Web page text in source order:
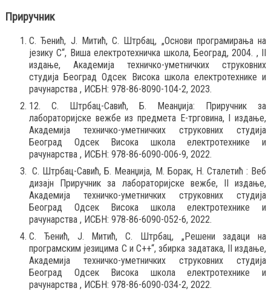
Приручник
С. Ђенић, Ј. Митић, С. Штрбац, „Основи програмирања на
језику C“, Виша електротехничка школа, Београд, 2004. , II
издање, Академија техничко-уметничких струковних
студија Београд Одсек Висока школа електротехнике и
рачунарства , ИСБН: 978-86-8090-104-2, 2023.
12. С. Штрбац-Савић, Б. Меанџија: Приручник за
лабораторијске вежбе из предмета Е-трговина, I издање,
Академија техничко-уметничких струковних студија
Београд Одсек Висока школа електротехнике и
рачунарства , ИСБН: 978-86-6090-006-9, 2022.
С. Штрбац-Савић, Б. Меанџија, M. Борак, Н. Сталетић : Веб
дизајн Приручник за лабораторијске вежбе, II издање,
Академија техничко-уметничких струковних студија
Београд Одсек Висока школа електротехнике и
рачунарства , ИСБН: 978-86-6090-052-6, 2022.
С. Ђенић, Ј. Митић, С. Штрбац, „Решени задаци на
програмским језицима C и С++“, збирка задатака, II издање,
Академија техничко-уметничких струковних студија
Београд Одсек Висока школа електротехнике и
рачунарства , ИСБН: 978-86-6090-034-2, 2022.